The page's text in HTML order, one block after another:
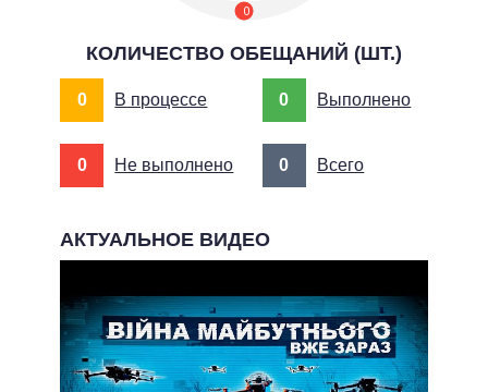
0
КОЛИЧЕСТВО ОБЕЩАНИЙ (ШТ.)
0 В процессе 0 Выполнено
0 Не выполнено 0 Всего
АКТУАЛЬНОЕ ВИДЕО